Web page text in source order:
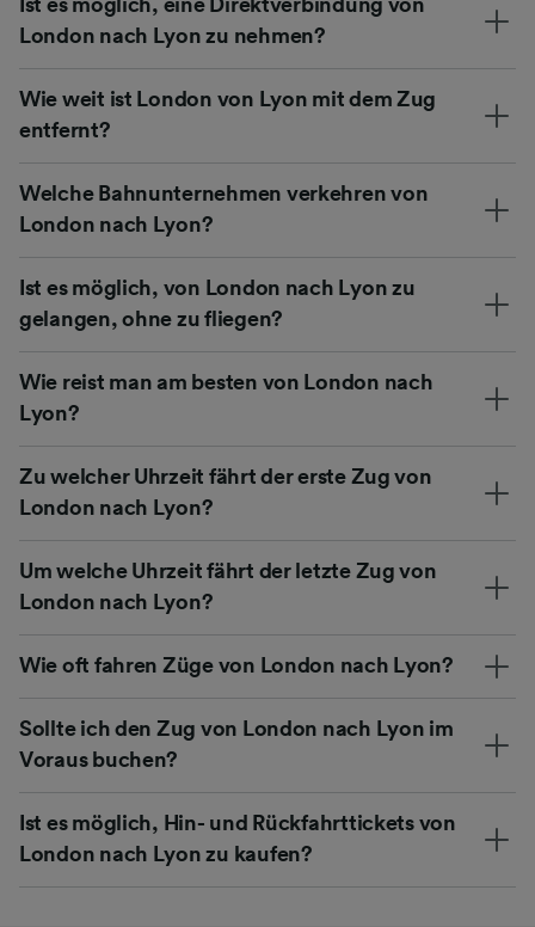
Ist es möglich, eine Direktverbindung von
London nach Lyon zu nehmen?
Wie weit ist London von Lyon mit dem Zug
entfernt?
Welche Bahnunternehmen verkehren von
London nach Lyon?
Ist es möglich, von London nach Lyon zu
gelangen, ohne zu fliegen?
Wie reist man am besten von London nach
Lyon?
Zu welcher Uhrzeit fährt der erste Zug von
London nach Lyon?
Um welche Uhrzeit fährt der letzte Zug von
London nach Lyon?
Wie oft fahren Züge von London nach Lyon?
Sollte ich den Zug von London nach Lyon im
Voraus buchen?
Ist es möglich, Hin- und Rückfahrttickets von
London nach Lyon zu kaufen?